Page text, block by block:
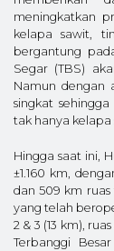
meningkatkan
kelapa sawit,
bergantung
Segar (TBS)
Namun dengan
singkat
tak hanya kelapa
Hingga saat ini,
±1.160 km,
dan 509 km ruas
yang telah
2 & 3 (13 km),
Terbanggi